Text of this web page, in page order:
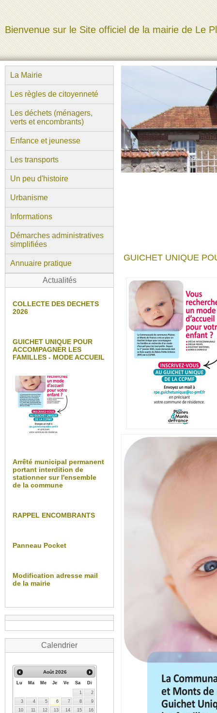
Bienvenue sur le Site officiel de la mairie de Le
La Mairie
Les règles de citoyenneté
Les déchets (ménagers,
verts et encombrants)
Enfance et jeunesse
Les transports
Un peu d'histoire
Urbanisme
Informations
Démarches administratives
simplifiées
Annuaire pratique
Actualités
COLLECTE DES DECHETS
2026
GUICHET UNIQUE POUR
ACCOMPAGNER LES
FAMILLES - MODE ACCUEIL
Arrêté municipal permanent
portant interdition de
stationner sur l'ensemble
de la commune
RAPPEL ENCOMBRANTS
Panneau Pocket
Modification adresse mail
de la mairie
Calendrier
Août 2026
Lu Ma Me Je Ve Sa
Di
1
2
3
4 5 6 7 8
9
10
11 12 13 14 15
16
GUICHET UNIQUE